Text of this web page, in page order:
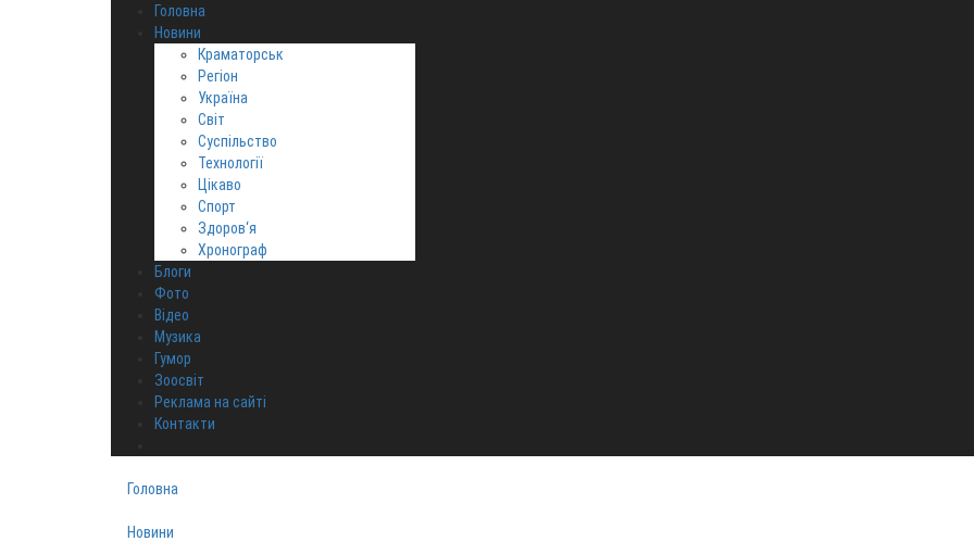
Головна
Новини
Краматорськ
Регіон
Україна
Світ
Суспільство
Технології
Цікаво
Спорт
Здоров‘я
Хронограф
Блоги
Фото
Відео
Музика
Гумор
Зоосвіт
Реклама на сайті
Контакти
Головна
Новини